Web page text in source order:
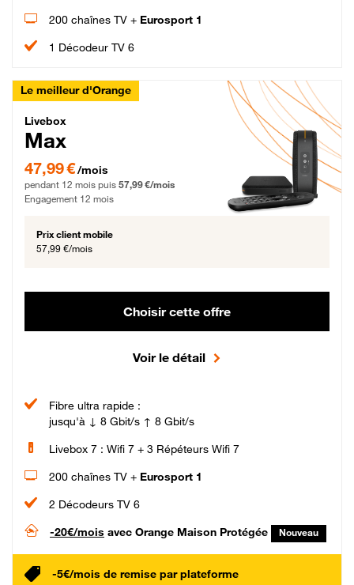
200 chaînes TV + Eurosport 1
1 Décodeur TV 6
Le meilleur d'Orange
Livebox Max Fibre
Livebox
Max
47,99 € par mois pendant 12 mois puis 57,99 € par mois, Engagement 12 mois
47,99 €/mois
pendant 12 mois puis 57,99 €/mois
Engagement 12 mois
Prix client mobile
57,99 €/mois
Choisir cette offre
Voir le détail
Fibre ultra rapide :
jusqu'à ↓ 8 Gbit/s ↑ 8 Gbit/s
Livebox 7 : Wifi 7 + 3 Répéteurs Wifi 7
200 chaînes TV + Eurosport 1
2 Décodeurs TV 6
-20€/mois avec Orange Maison Protégée Nouveau
-5€/mois de remise par plateforme